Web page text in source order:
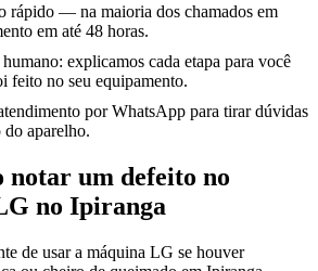
rápido — na maioria dos chamados em
em até 48 horas.
explicamos cada etapa para você
feito no seu equipamento.
por WhatsApp para tirar dúvidas
do aparelho.
notar um defeito no
no Ipiranga
de usar a máquina LG se houver